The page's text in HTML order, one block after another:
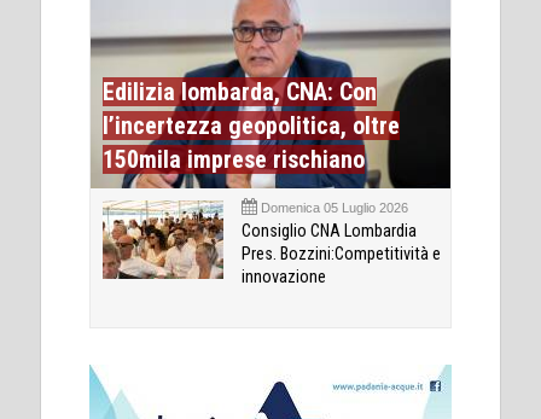
Edilizia lombarda, CNA: Con
l’incertezza geopolitica, oltre
150mila imprese rischiano
Domenica 05 Luglio 2026
Consiglio CNA Lombardia
Pres. Bozzini:Competitività e
innovazione